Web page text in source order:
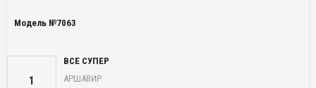
Модель №7063
1
ВСЕ СУПЕР
АРШАВИР